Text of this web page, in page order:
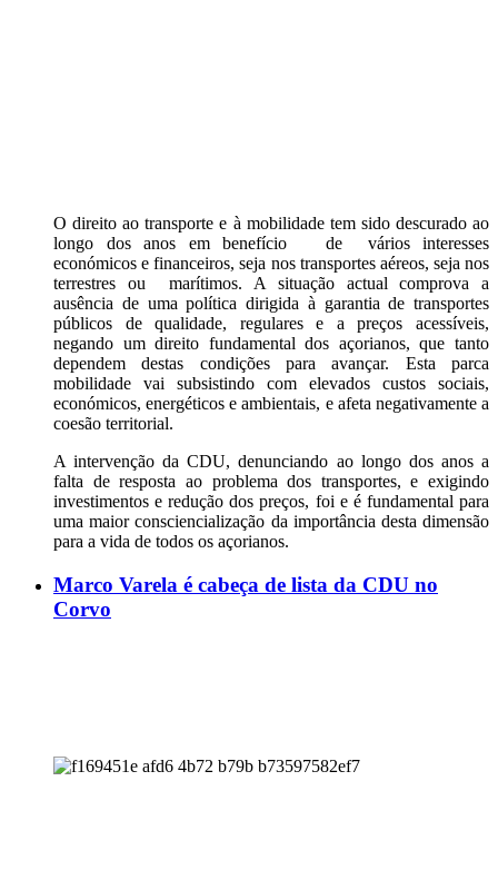
O direito ao transporte e à mobilidade tem sido descurado ao
longo dos anos em benefício de vários interesses
económicos e financeiros, seja nos transportes aéreos, seja nos
terrestres ou marítimos. A situação actual comprova a
ausência de uma política dirigida à garantia de transportes
públicos de qualidade, regulares e a preços acessíveis,
negando um direito fundamental dos açorianos, que tanto
dependem destas condições para avançar. Esta parca
mobilidade vai subsistindo com elevados custos sociais,
económicos, energéticos e ambientais, e afeta negativamente a
coesão territorial.
A intervenção da CDU, denunciando ao longo dos anos a
falta de resposta ao problema dos transportes, e exigindo
investimentos e redução dos preços, foi e é fundamental para
uma maior consciencialização da importância desta dimensão
para a vida de todos os açorianos.
Marco Varela é cabeça de lista da CDU no
Corvo